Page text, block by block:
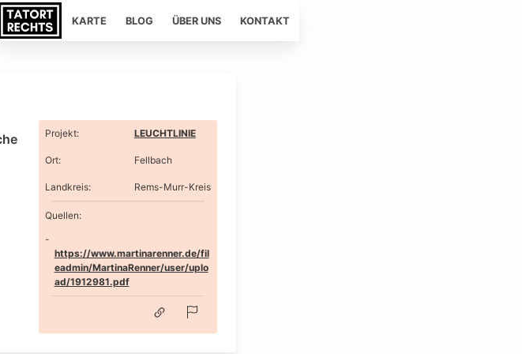
KARTE BLOG ÜBER UNS KONTAKT
Projekt: LEUCHTLINIE
Ort: Fellbach
Landkreis: Rems-Murr-Kreis
Quellen:
https://www.martinarenner.de/fil
eadmin/MartinaRenner/user/uplo
ad/1912981.pdf